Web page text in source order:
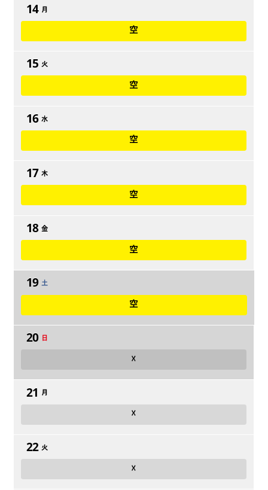
14 月
空
15 火
空
16 水
空
17 木
空
18 金
空
19 土
空
20 日
☓
21 月
☓
22 火
☓